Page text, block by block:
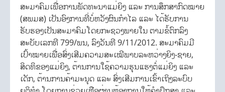
ສະມາຄົມເພື່ອການພັດທະນາແມ່ຍິງ ແລະ ການສຶກສາກົດໝາຍ
(ສພມສ) ເປັນອົງການທີ່ບໍ່ຫວັງຜົນກຳໄລ ແລະ ໄດ້ຮັບການ
ຮັບຮອງເປັນສະມາຄົມໂດຍກະຊວງພາຍໃນ ຕາມຂໍ້ຕົກລົງ
ສະບັບເລກທີ 799/ພນ, ລົງວັນທີ 9/11/2012. ສະມາຄົມມີ
ເປົ້າໝາຍເພື່ອສົ່ງເສີມຄວາມສະເໝີພາບລະຫວ່າງຍິງ-ຊາຍ,
ສິດທິຂອງແມ່ຍິງ, ຕ້ານການໃຊ້ຄວາມຮຸນແຮງຕໍ່ແມ່ຍິງ ແລະ
ເດັກ, ຕ້ານການຄ້າມະນຸດ ແລະ ສົ່ງເສີມການເຂົ້າເຖິງລະບົບ